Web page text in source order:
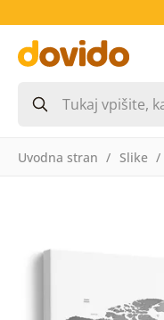
Uvodna stran Slike